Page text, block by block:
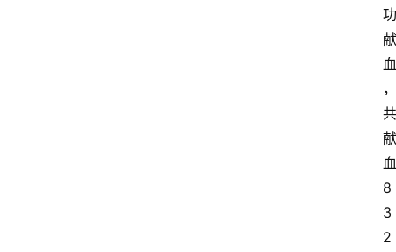
功
献
血
，
共
献
血
8
3
2